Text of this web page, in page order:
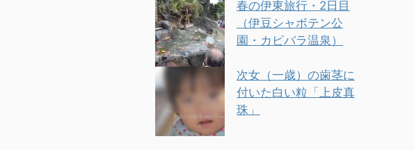
春の伊東旅行・2日目
（伊豆シャボテン公
園・カピバラ温泉）
次女（一歳）の歯茎に
付いた白い粒「上皮真
珠」